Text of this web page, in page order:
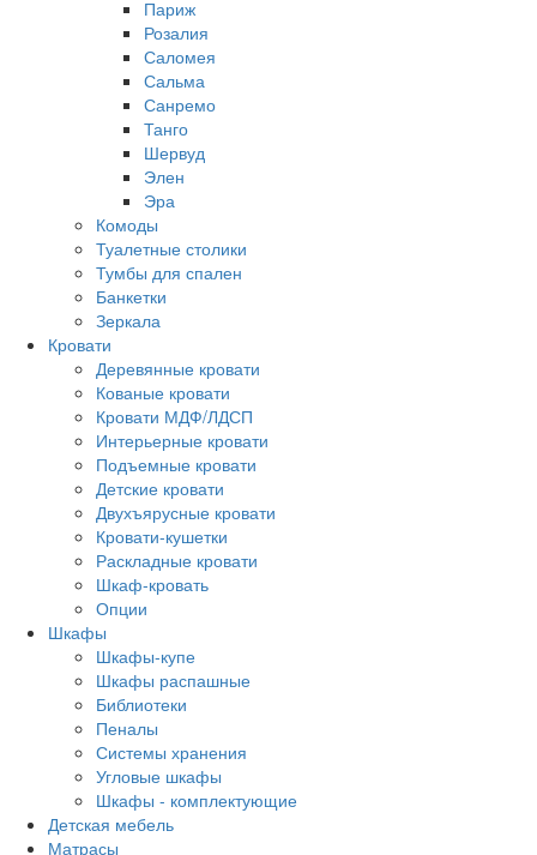
Париж
Розалия
Саломея
Сальма
Санремо
Танго
Шервуд
Элен
Эра
Комоды
Туалетные столики
Тумбы для спален
Банкетки
Зеркала
Кровати
Деревянные кровати
Кованые кровати
Кровати МДФ/ЛДСП
Интерьерные кровати
Подъемные кровати
Детские кровати
Двухъярусные кровати
Кровати-кушетки
Раскладные кровати
Шкаф-кровать
Опции
Шкафы
Шкафы-купе
Шкафы распашные
Библиотеки
Пеналы
Системы хранения
Угловые шкафы
Шкафы - комплектующие
Детская мебель
Матрасы